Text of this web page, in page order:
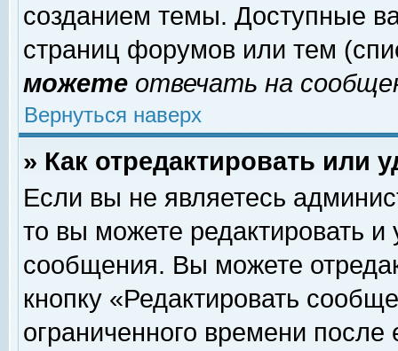
созданием темы. Доступные
страниц форумов или тем
можете отвечать на
Вернуться наверх
» Как отредактировать или
Если вы не являетесь
то вы можете редактировать и
сообщения. Вы можете
кнопку «Редактировать
ограниченного времени